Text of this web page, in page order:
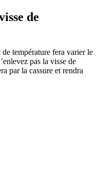
de
température fera varier le
pas la visse de
par la cassure et rendra